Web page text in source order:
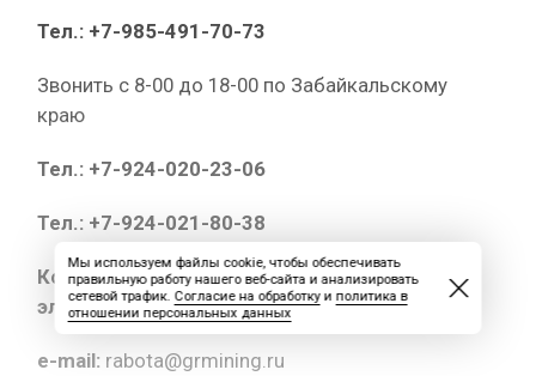
Тел.: +7-985-491-70-73
Звонить с 8-00 до 18-00 по Забайкальскому
краю
Тел.: +7-924-020-23-06
Тел.: +7-924-021-80-38
Копии документов высылайте на
электронный адрес:
e-mail: rabota@grmining.ru
Мы используем файлы cookie, чтобы обеспечивать
правильную работу нашего веб-сайта и анализировать
сетевой трафик. Согласие на обработкуи политика в
отношении персональных данных